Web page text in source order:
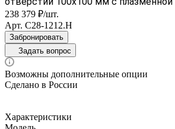
238 379 ₽/шт.
Арт. С28-1212.Н
Забронировать
Задать вопрос
Возможны дополнительные опции
Сделано в России
Характеристики